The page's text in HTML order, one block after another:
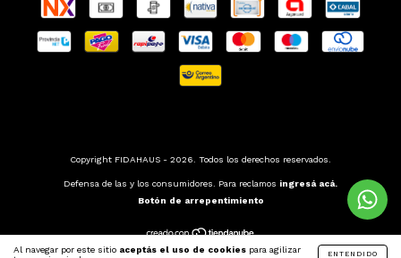
Al navegar por este sitio aceptás el uso de cookies para agilizar
ENTENDIDO
Copyright FIDAHAUS - 2026. Todos los derechos reservados.
Defensa de las y los consumidores. Para reclamos ingresá acá.
Botón de arrepentimiento